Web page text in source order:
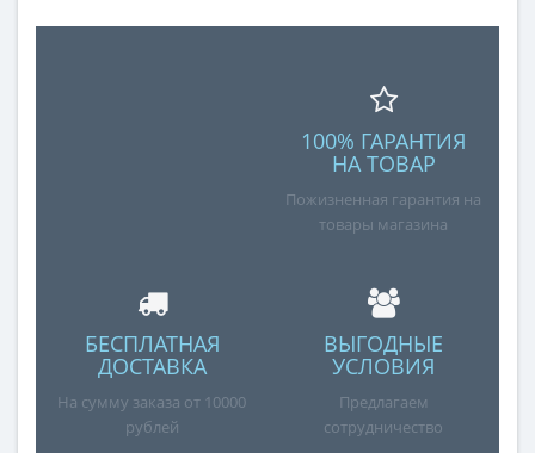
100% ГАРАНТИЯ
НА ТОВАР
Пожизненная гарантия на
товары магазина
БЕСПЛАТНАЯ
ДОСТАВКА
На сумму заказа от 10000
рублей
ВЫГОДНЫЕ
УСЛОВИЯ
Предлагаем
сотрудничество